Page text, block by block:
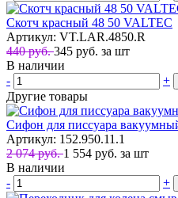
Скотч красный 48 50 VALTEC
Артикул: VT.LAR.4850.R
440 руб.345 руб. за шт
В наличии
-
+
Другие товары
Сифон для писсуара
Артикул: 152.950.11.1
2 074 руб.1 554 руб. за шт
В наличии
-
+